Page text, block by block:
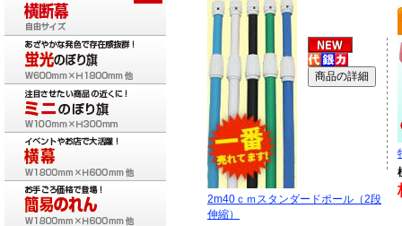
2m40ｃｍスタンダードポール（2段
伸縮）